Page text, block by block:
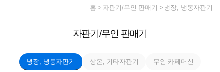
홈 자판기/무인 판매기 냉장, 냉동자판기
자판기/무인 판매기
냉장, 냉동자판기 상온, 기타자판기 무인 카페머신